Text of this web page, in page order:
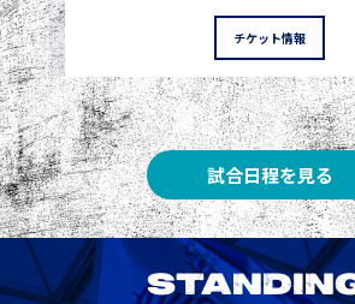
チケット情報
試合日程を見る
2 3 1
3
3 Ｇ大阪 3 1
5 柏 3 1
5 Ｃ大阪 3 1
3 1